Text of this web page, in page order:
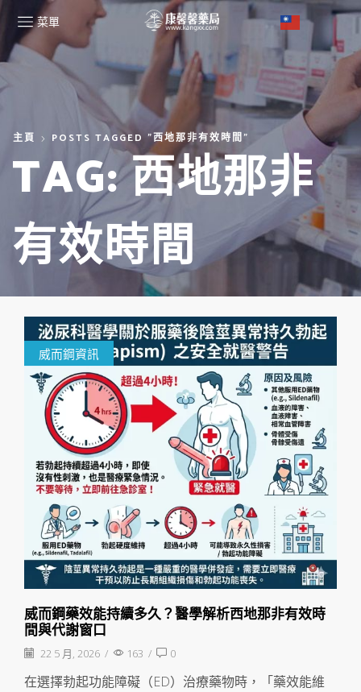
菜單
主頁 POSTS TAGGED "西地那非有效時間"
TAG: 西地那非
有效時間
威而鋼資訊
威而鋼藥效能持續多久？醫學解析西地那非有效時
間與代謝窗口
22 5 月, 2026 / 163 / 0
在選擇勃起功能障礙（ED）治療藥物時，「藥效能維